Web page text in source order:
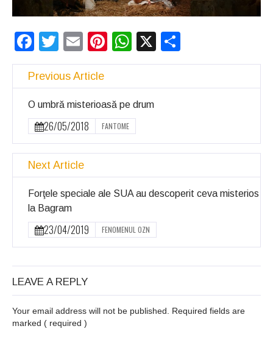
Ochii statuii
sângerează
Facebook
Twitter
EmailPinterest
WhatsApp
X
Previous Article
O umbră misterioasă pe drum
26/05/2018 FANTOME
Next Article
Forţele speciale ale SUA au descoperit ceva misterios
la Bagram
23/04/2019 FENOMENUL OZN
LEAVE A REPLY
Your email address will not be published. Required fields are
marked ( required )